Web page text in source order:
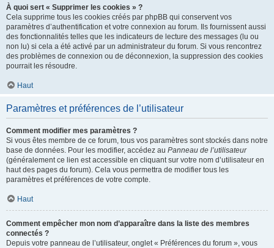
À quoi sert « Supprimer les cookies » ?
Cela supprime tous les cookies créés par phpBB qui conservent vos
paramètres d’authentification et votre connexion au forum. Ils fournissent aussi
des fonctionnalités telles que les indicateurs de lecture des messages (lu ou
non lu) si cela a été activé par un administrateur du forum. Si vous rencontrez
des problèmes de connexion ou de déconnexion, la suppression des cookies
pourrait les résoudre.
Haut
Paramètres et préférences de l’utilisateur
Comment modifier mes paramètres ?
Si vous êtes membre de ce forum, tous vos paramètres sont stockés dans notre
base de données. Pour les modifier, accédez au Panneau de l’utilisateur
(généralement ce lien est accessible en cliquant sur votre nom d’utilisateur en
haut des pages du forum). Cela vous permettra de modifier tous les
paramètres et préférences de votre compte.
Haut
Comment empêcher mon nom d’apparaître dans la liste des membres
connectés ?
Depuis votre panneau de l’utilisateur, onglet « Préférences du forum », vous